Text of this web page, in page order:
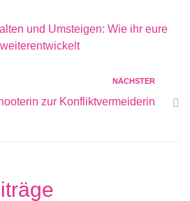
und Umsteigen: Wie ihr eure
NÄCHSTER
zur Konfliktvermeiderin